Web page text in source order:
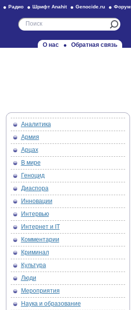
Радио Шрифт Anahit Genocide.ru Форум
О нас Обратная связь
Аналитика
Армия
Арцах
В мире
Геноцид
Диаспора
Инновации
Интервью
Интернет и IT
Комментарии
Криминал
Культура
Люди
Мероприятия
Наука и образование